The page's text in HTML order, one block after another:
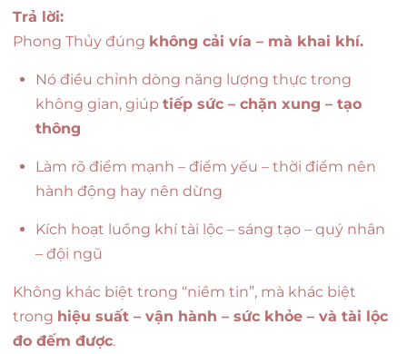
Trả lời:
Phong Thủy đúng không cải vía – mà khai khí.
Nó điều chỉnh dòng năng lượng thực trong
không gian, giúp tiếp sức – chặn xung – tạo
thông
Làm rõ điểm mạnh – điểm yếu – thời điểm nên
hành động hay nên dừng
Kích hoạt luồng khí tài lộc – sáng tạo – quý nhân
– đội ngũ
Không khác biệt trong “niềm tin”, mà khác biệt
trong hiệu suất – vận hành – sức khỏe – và tài lộc
đo đếm được.